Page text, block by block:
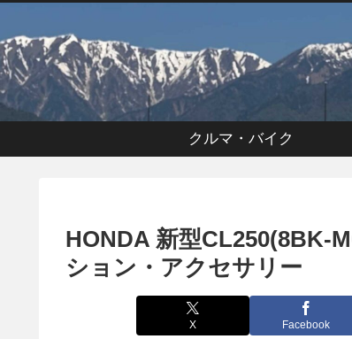
クルマ・バイク
HONDA 新型CL250(8BK-
ション・アクセサリー
X Facebook